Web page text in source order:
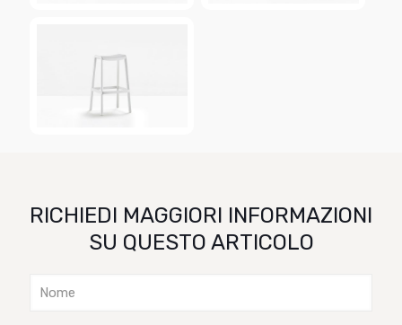
RICHIEDI MAGGIORI INFORMAZIONI
SU QUESTO ARTICOLO